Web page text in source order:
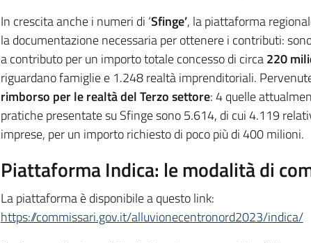
In crescita anche i numeri di ‘Sfinge’, la piattaforma
la documentazione necessaria per ottenere i contributi:
a contributo per un importo totale concesso di circa220
riguardano famiglie e 1.248 realtà imprenditoriali.
rimborso per le realtà del Terzo settore: 4 quelle
pratiche presentate su Sfinge sono 5.614, di cui 4.119
imprese, per un importo richiesto di poco più di 400 milioni.
Piattaforma Indica: le modalità di
La piattaforma è disponibile a questo link:
https://commissari.gov.it/alluvionecentronord2023/indica/